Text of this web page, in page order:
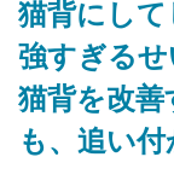
猫背にし
強すぎるせ
猫背を改善
も、追い付